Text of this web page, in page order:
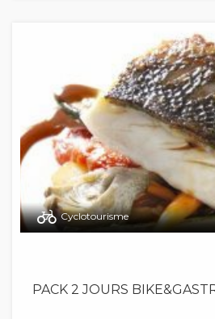
Cyclotourisme
PACK 2 JOURS